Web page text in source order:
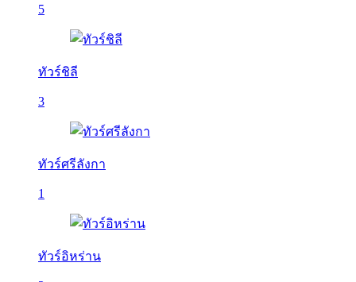
5
ทัวร์ชิลี
3
ทัวร์ศรีลังกา
1
ทัวร์อิหร่าน